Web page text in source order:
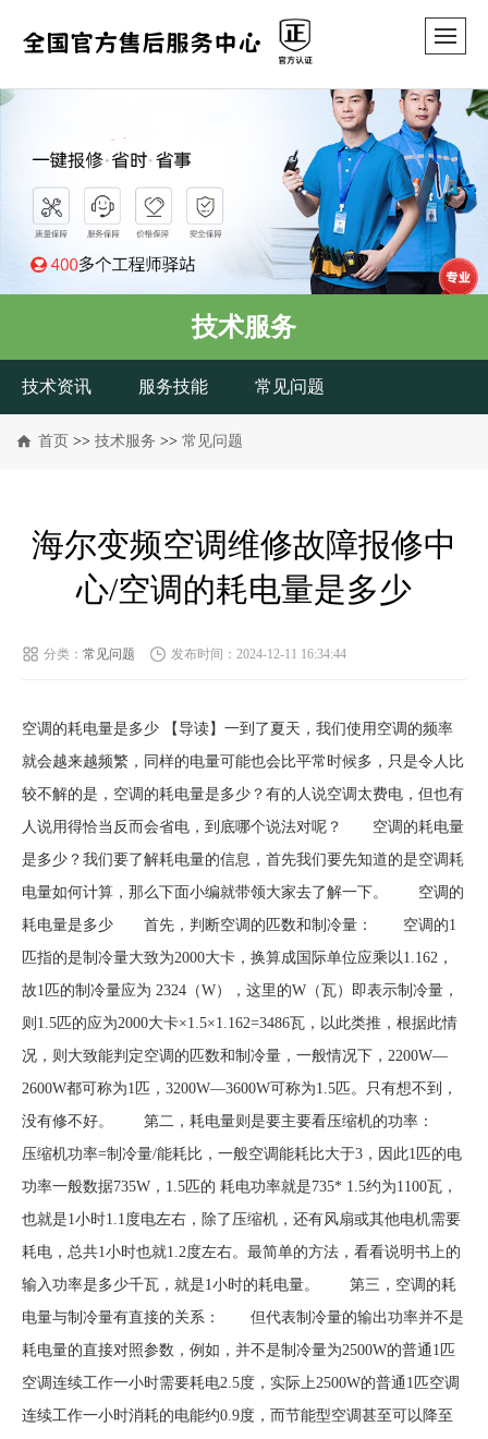
技术服务
技术资讯 服务技能 常见问题
首页 >> 技术服务 >> 常见问题
海尔变频空调维修故障报修中
心/空调的耗电量是多少
分类： 常见问题 发布时间：2024-12-11 16:34:44
空调的耗电量是多少 【导读】一到了夏天，我们使用空调的频率
就会越来越频繁，同样的电量可能也会比平常时候多，只是令人比
较不解的是，空调的耗电量是多少？有的人说空调太费电，但也有
人说用得恰当反而会省电，到底哪个说法对呢？ 空调的耗电量
是多少？我们要了解耗电量的信息，首先我们要先知道的是空调耗
电量如何计算，那么下面小编就带领大家去了解一下。 空调的
耗电量是多少 首先，判断空调的匹数和制冷量： 空调的1
匹指的是制冷量大致为2000大卡，换算成国际单位应乘以1.162，
故1匹的制冷量应为 2324（W），这里的W（瓦）即表示制冷量，
则1.5匹的应为2000大卡×1.5×1.162=3486瓦，以此类推，根据此情
况，则大致能判定空调的匹数和制冷量，一般情况下，2200W—
2600W都可称为1匹，3200W—3600W可称为1.5匹。只有想不到，
没有修不好。 第二，耗电量则是要主要看压缩机的功率：
压缩机功率=制冷量/能耗比，一般空调能耗比大于3，因此1匹的电
功率一般数据735W，1.5匹的 耗电功率就是735* 1.5约为1100瓦，
也就是1小时1.1度电左右，除了压缩机，还有风扇或其他电机需要
耗电，总共1小时也就1.2度左右。最简单的方法，看看说明书上的
输入功率是多少千瓦，就是1小时的耗电量。 第三，空调的耗
电量与制冷量有直接的关系： 但代表制冷量的输出功率并不是
耗电量的直接对照参数，例如，并不是制冷量为2500W的普通1匹
空调连续工作一小时需要耗电2.5度，实际上2500W的普通1匹空调
连续工作一小时消耗的电能约0.9度，而节能型空调甚至可以降至